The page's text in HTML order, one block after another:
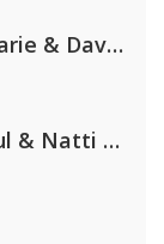
Clean Bandit, Anne-Marie & David Guetta
Gabry Ponte, Sean Paul & Natti Natasha